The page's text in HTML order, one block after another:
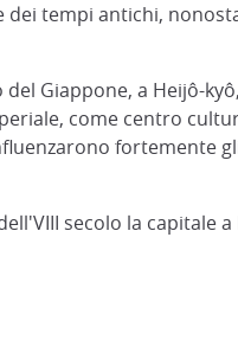
tempi antichi,
Giappone, a Heijô-
come centro
fortemente
secolo la capitale